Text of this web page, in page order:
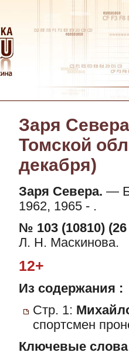
Заря
Томской
декабря)
Заря Севера. —
1962, 1965 - .
№ 103 (10810)
Л. Н. Маскинова.
12+
Из содержания :
Стр. 1:
спортсмен
Ключевые слова